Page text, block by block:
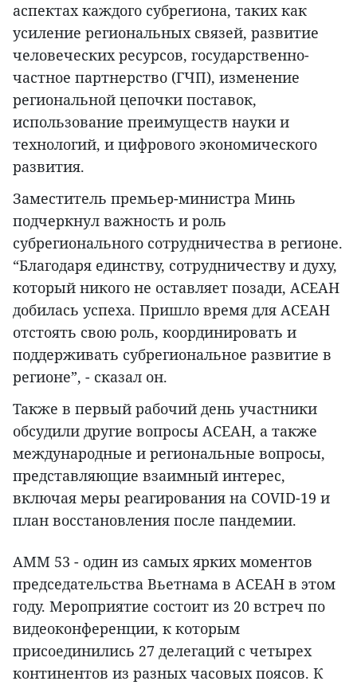
аспектах каждого субрегиона, таких как
усиление региональных связей, развитие
человеческих ресурсов, государственно-
частное партнерство (ГЧП), изменение
региональной цепочки поставок,
использование преимуществ науки и
технологий, и цифрового экономического
развития.
Заместитель премьер-министра Минь
подчеркнул важность и роль
субрегионального сотрудничества в регионе.
“Благодаря единству, сотрудничеству и духу,
который никого не оставляет позади, АСЕАН
добилась успеха. Пришло время для АСЕАН
отстоять свою роль, координировать и
поддерживать субрегиональное развитие в
регионе”, - сказал он.
Также в первый рабочий день участники
обсудили другие вопросы АСЕАН, а также
международные и региональные вопросы,
представляющие взаимный интерес,
включая меры реагирования на COVID-19 и
план восстановления после пандемии.
AMM 53 - один из самых ярких моментов
председательства Вьетнама в АСЕАН в этом
году. Мероприятие состоит из 20 встреч по
видеоконференции, к которым
присоединились 27 делегаций с четырех
континентов из разных часовых поясов. К